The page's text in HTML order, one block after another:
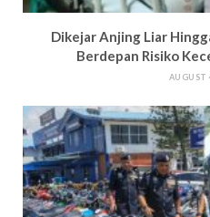
Dikejar Anjing Liar
Berdepan Risiko
AUGUST